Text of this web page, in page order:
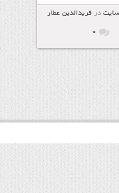
در فریدالدین عطار
۰